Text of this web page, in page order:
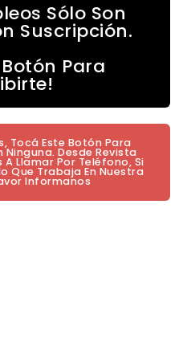
Sólo Son
Suscripción.
Botón Para
Tocá Este Botón Para
Ninguna. Desde Revista
A Llamar Por Teléfono, Si
Que Trabaja En Nuestra
Informanos